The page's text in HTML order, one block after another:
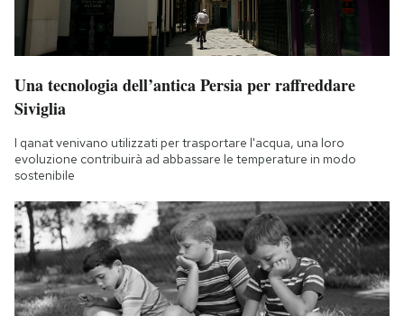
Una tecnologia dell’antica Persia per raffreddare
Siviglia
I qanat venivano utilizzati per trasportare l'acqua, una loro
evoluzione contribuirà ad abbassare le temperature in modo
sostenibile